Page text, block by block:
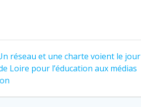
réseau et une charte voient le jour
Loire pour l’éducation aux médias